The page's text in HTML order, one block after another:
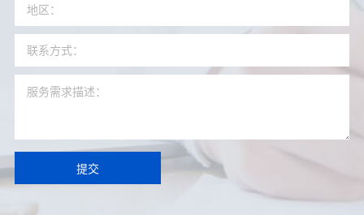
提交